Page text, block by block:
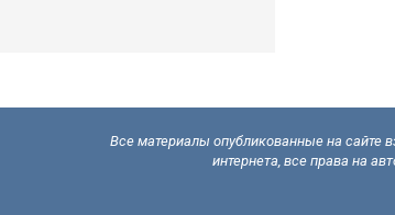
Все материалы опубликованные на сайте
интернета, все права на